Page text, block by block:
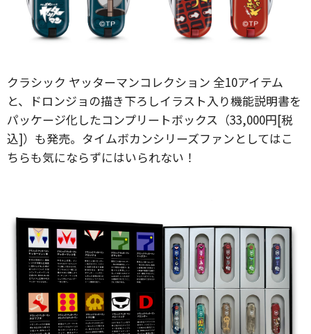
クラシック ヤッターマンコレクション 全10アイテム
と、ドロンジョの描き下ろしイラスト入り機能説明書を
パッケージ化したコンプリートボックス（33,000円[税
込]）も発売。タイムボカンシリーズファンとしてはこ
ちらも気にならずにはいられない！